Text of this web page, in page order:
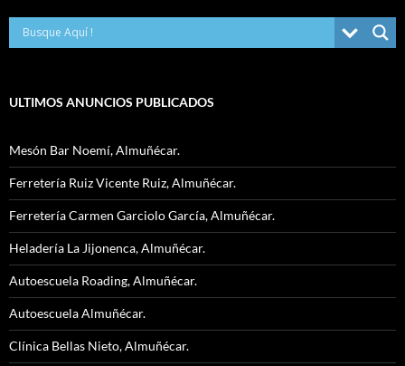
ULTIMOS ANUNCIOS PUBLICADOS
Mesón Bar Noemí, Almuñécar.
Ferretería Ruiz Vicente Ruiz, Almuñécar.
Ferretería Carmen Garciolo García, Almuñécar.
Heladería La Jijonenca, Almuñécar.
Autoescuela Roading, Almuñécar.
Autoescuela Almuñécar.
Clínica Bellas Nieto, Almuñécar.